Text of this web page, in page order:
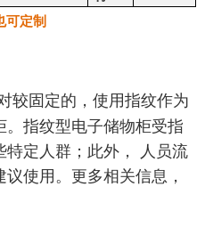
可定制
较固定的，使用指纹作为
指纹型电子储物柜受指
定人群；此外， 人员流
使用。更多相关信息，